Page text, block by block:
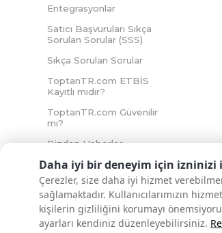
Daha iyi bir deneyim için izninizi
Çerezler, size daha iyi hizmet
sağlamaktadır. Kullanıcılarımızın
kişilerin gizliliğini korumayı
ayarları kendiniz düzenleyebilirsiniz.
Entegrasyonlar
Satıcı Başvuruları Sıkça
Sorulan Sorular (SSS)
Sıkça Sorulan Sorular
ToptanTR.com ETBİS
Kayıtlı mıdır?
ToptanTR.com Güvenilir
mi?
Bizden Haberler
İNTERNETTE GÜVENLİ ALIŞVERİŞ